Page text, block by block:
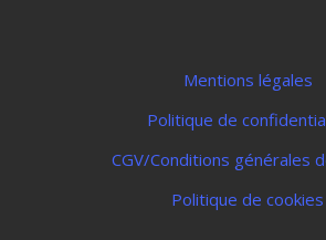
Mentions légales
Politique de
CGV/Conditions générales